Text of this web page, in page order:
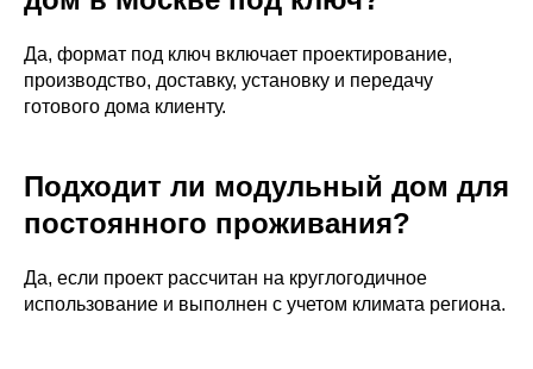
Да, формат под ключ включает проектирование,
производство, доставку, установку и передачу
готового дома клиенту.
Подходит ли модульный дом для
постоянного проживания?
Да, если проект рассчитан на круглогодичное
использование и выполнен с учетом климата региона.